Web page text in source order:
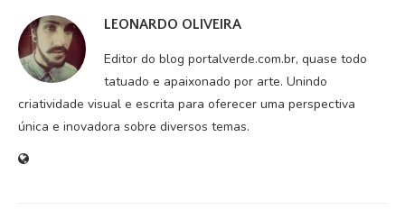
LEONARDO OLIVEIRA
Editor do blog portalverde.com.br, quase todo
tatuado e apaixonado por arte. Unindo
criatividade visual e escrita para oferecer uma perspectiva
única e inovadora sobre diversos temas.